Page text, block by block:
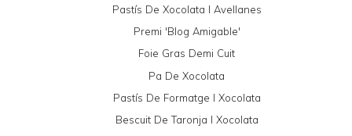
Pastís De Xocolata I Avellanes
Premi 'Blog Amigable'
Foie Gras Demi Cuit
Pa De Xocolata
Pastís De Formatge I Xocolata
Bescuit De Taronja I Xocolata